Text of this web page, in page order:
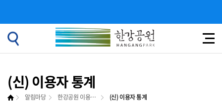
(신) 이용자 통계
알림마당 한강공원 이용자 통계 (신) 이용자 통계